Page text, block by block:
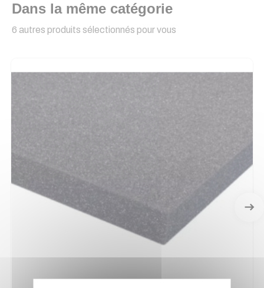
Dans la même catégorie
6 autres produits sélectionnés pour vous